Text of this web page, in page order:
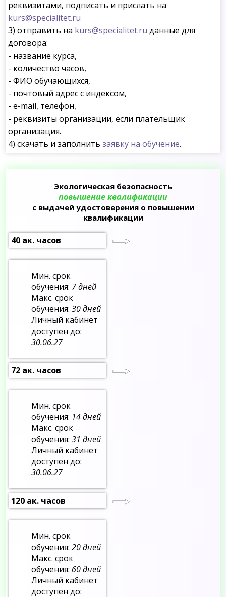
реквизитами, подписать и прислать на
kurs@specialitet.ru
3) отправить на kurs@specialitet.ru данные для
договора:
- название курса,
- количество часов,
- ФИО обучающихся,
- почтовый адрес с индексом,
- e-mail, телефон,
- реквизиты организации, если плательщик
организация.
4) скачать и заполнитьзаявку на обучение.
Экологическая безопасность
повышение квалификации
с выдачей удостоверения о повышении
квалификации
40 ак. часов
Мин. срок
обучения: 7 дней
Макс. срок
обучения:30 дней
Личный кабинет
доступен до:
30.06.27
72 ак. часов
Мин. срок
обучения: 14 дней
Макс. срок
обучения:31 дней
Личный кабинет
доступен до:
30.06.27
120 ак. часов
Мин. срок
обучения:20 дней
Макс. срок
обучения: 60 дней
Личный кабинет
доступен до: